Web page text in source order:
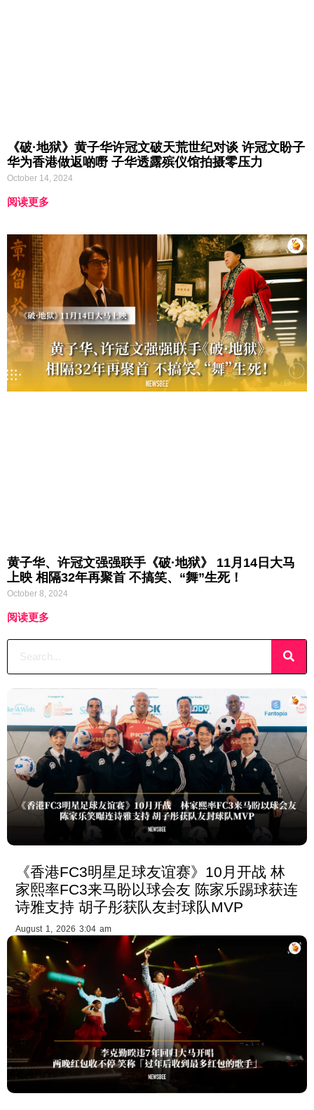
《破·地狱》黄子华许冠文破天荒世纪对谈 许冠文盼子
华为香港做返啲嘢 子华透露殡仪馆拍摄零压力
October 14, 2024
阅读更多
黄子华、许冠文强强联手《破·地狱》 11月14日大马
上映 相隔32年再聚首 不搞笑、“舞”生死！
October 8, 2024
阅读更多
《香港FC3明星足球友谊赛》10月开战 林
家熙率FC3来马盼以球会友 陈家乐踢球获连
诗雅支持 胡子彤获队友封球队MVP
August 1, 2026 3:04 am